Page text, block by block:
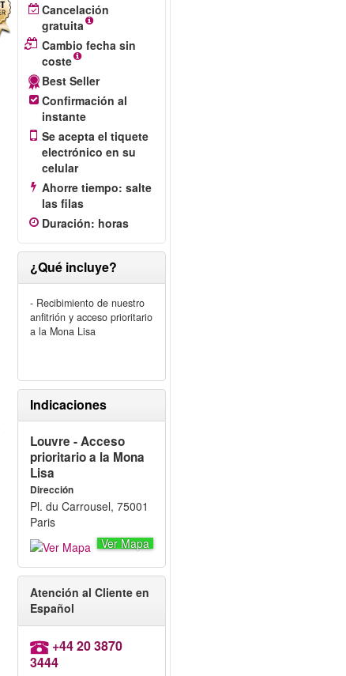
Cancelación
gratuita
Cambio fecha sin
coste
Best Seller
Confirmación al
instante
Se acepta el tiquete
electrónico en su
celular
Ahorre tiempo: salte
las filas
Duración: horas
¿Qué incluye?
- Recibimiento de nuestro
anfitrión y acceso prioritario
a la Mona Lisa
Indicaciones
Louvre - Acceso
prioritario a la Mona
Lisa
Dirección
Pl. du Carrousel, 75001
Paris
Ver Mapa
Atención al Cliente en
Español
+44 20 3870
3444